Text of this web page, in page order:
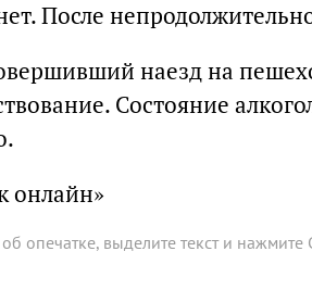
После
наезд на
Состояние
онлайн»
опечатке, выделите текст и нажмите